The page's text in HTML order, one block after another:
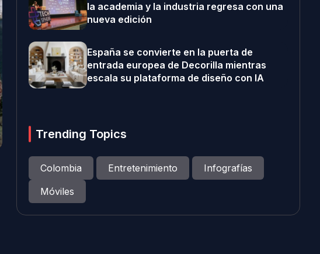
la academia y la industria regresa con una
nueva edición
España se convierte en la puerta de
entrada europea de Decorilla mientras
escala su plataforma de diseño con IA
Trending Topics
Colombia Entretenimiento
Infografías
Móviles